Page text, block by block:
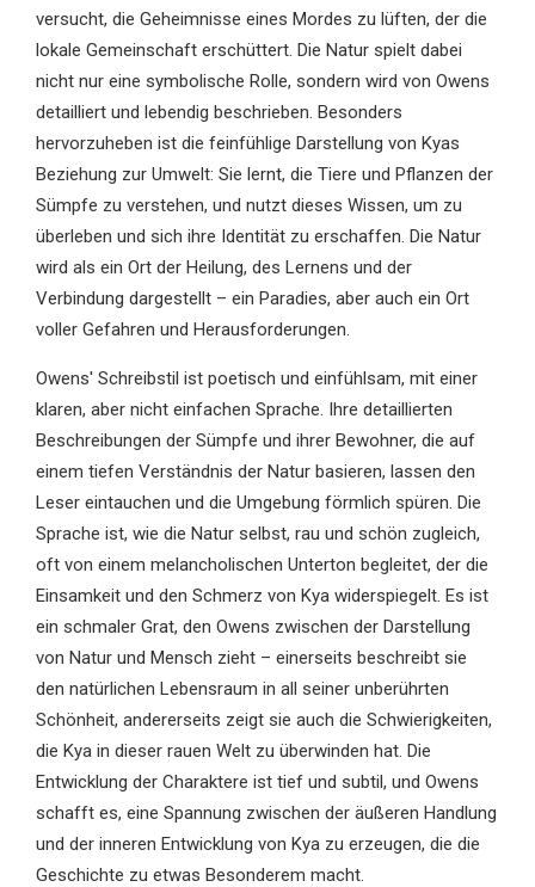
versucht, die Geheimnisse eines Mordes zu lüften, der die
lokale Gemeinschaft erschüttert. Die Natur spielt dabei
nicht nur eine symbolische Rolle, sondern wird von Owens
detailliert und lebendig beschrieben. Besonders
hervorzuheben ist die feinfühlige Darstellung von Kyas
Beziehung zur Umwelt: Sie lernt, die Tiere und Pflanzen der
Sümpfe zu verstehen, und nutzt dieses Wissen, um zu
überleben und sich ihre Identität zu erschaffen. Die Natur
wird als ein Ort der Heilung, des Lernens und der
Verbindung dargestellt – ein Paradies, aber auch ein Ort
voller Gefahren und Herausforderungen.
Owens' Schreibstil ist poetisch und einfühlsam, mit einer
klaren, aber nicht einfachen Sprache. Ihre detaillierten
Beschreibungen der Sümpfe und ihrer Bewohner, die auf
einem tiefen Verständnis der Natur basieren, lassen den
Leser eintauchen und die Umgebung förmlich spüren. Die
Sprache ist, wie die Natur selbst, rau und schön zugleich,
oft von einem melancholischen Unterton begleitet, der die
Einsamkeit und den Schmerz von Kya widerspiegelt. Es ist
ein schmaler Grat, den Owens zwischen der Darstellung
von Natur und Mensch zieht – einerseits beschreibt sie
den natürlichen Lebensraum in all seiner unberührten
Schönheit, andererseits zeigt sie auch die Schwierigkeiten,
die Kya in dieser rauen Welt zu überwinden hat. Die
Entwicklung der Charaktere ist tief und subtil, und Owens
schafft es, eine Spannung zwischen der äußeren Handlung
und der inneren Entwicklung von Kya zu erzeugen, die die
Geschichte zu etwas Besonderem macht.